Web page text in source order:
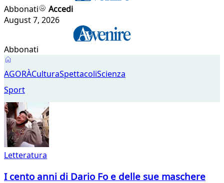
Abbonati
Accedi
August 7, 2026
Abbonati
Agorà
AGORÀCulturaSpettacoliScienza
Sport
Letteratura
I cento anni di Dario Fo e delle sue maschere